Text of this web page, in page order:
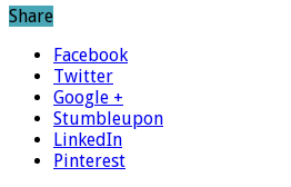
Share
Facebook
Twitter
Google +
Stumbleupon
LinkedIn
Pinterest